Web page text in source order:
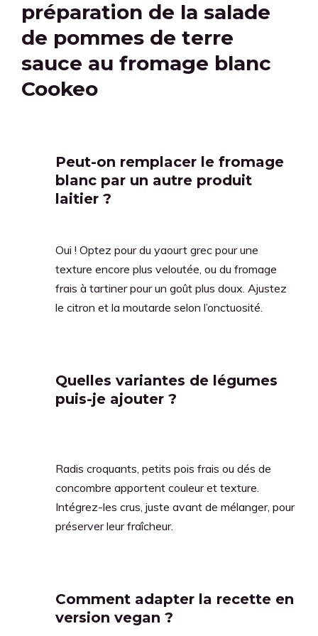
préparation de la salade
de pommes de terre
sauce au fromage blanc
Cookeo
Peut-on remplacer le fromage
blanc par un autre produit
laitier ?
Oui ! Optez pour du yaourt grec pour une
texture encore plus veloutée, ou du fromage
frais à tartiner pour un goût plus doux. Ajustez
le citron et la moutarde selon l’onctuosité.
Quelles variantes de légumes
puis-je ajouter ?
Radis croquants, petits pois frais ou dés de
concombre apportent couleur et texture.
Intégrez-les crus, juste avant de mélanger, pour
préserver leur fraîcheur.
Comment adapter la recette en
version vegan ?